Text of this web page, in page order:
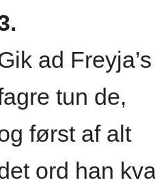
ad Freyja’s
tun de,
først af alt
ord han